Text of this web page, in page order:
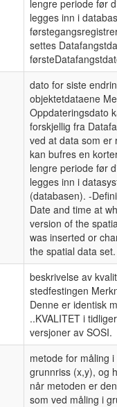
lengre periode før
legges inn i
settes
dato for siste
objektetdataene
Oppdateringsdato
forskjellig fra
ved at data som er
kan bufres en
lengre periode før
legges inn i
(databasen). -
Date and time at
version of the
was inserted or
the spatial data set.
beskrivelse av
stedfestingen
Denne er identisk
..KVALITET i
versjoner av SOSI.
metode for måling i
grunnriss (x,y), og
når metoden er
som ved måling i